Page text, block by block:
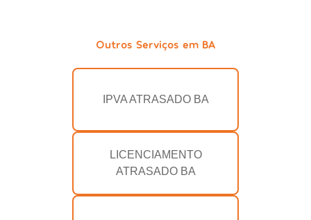
Outros Serviços em BA
IPVA ATRASADO BA
LICENCIAMENTO
ATRASADO BA